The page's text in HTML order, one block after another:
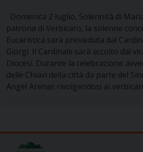
Domenica 2 luglio, Solennità di
patrona di Verbicaro, la solenne
Eucaristica sarà presieduta dal
Giorgi. Il Cardinale sarà accolto dal
Diocesi. Durante la celebrazione
delle Chiavi della città da parte del
Angel Arenas rivolgendosi ai